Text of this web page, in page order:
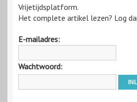
Vrijetijdsplatform.
Het complete artikel lezen? Log
E-mailadres:
Wachtwoord: